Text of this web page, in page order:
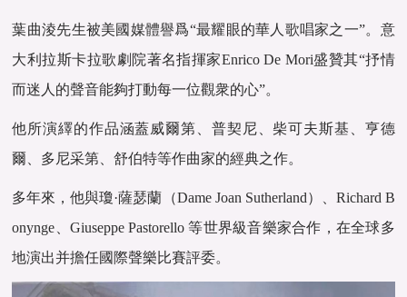
葉曲淩先生被美國媒體譽爲“最耀眼的華人歌唱家之一”。意
大利拉斯卡拉歌劇院著名指揮家Enrico De Mori盛贊其“抒情
而迷人的聲音能夠打動每一位觀衆的心”。
他所演繹的作品涵蓋威爾第、普契尼、柴可夫斯基、亨德
爾、多尼采第、舒伯特等作曲家的經典之作。
多年來，他與瓊·薩瑟蘭（Dame Joan Sutherland）、Richard B
onynge、Giuseppe Pastorello 等世界級音樂家合作，在全球多
地演出并擔任國際聲樂比賽評委。